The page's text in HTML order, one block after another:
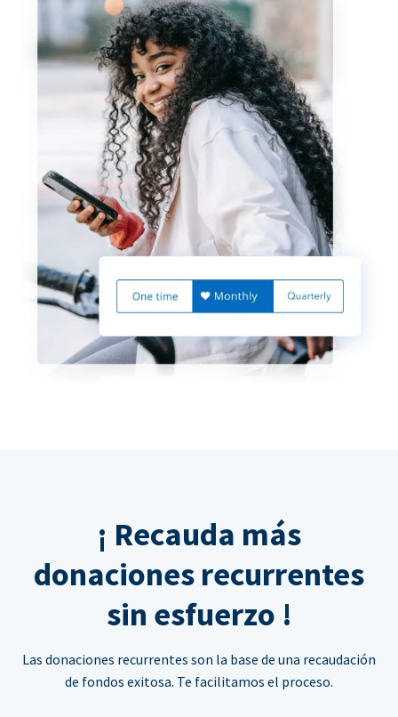
¡ Recauda más
donaciones recurrentes
sin esfuerzo !
Las donaciones recurrentes son la base de una recaudación
de fondos exitosa. Te facilitamos el proceso.